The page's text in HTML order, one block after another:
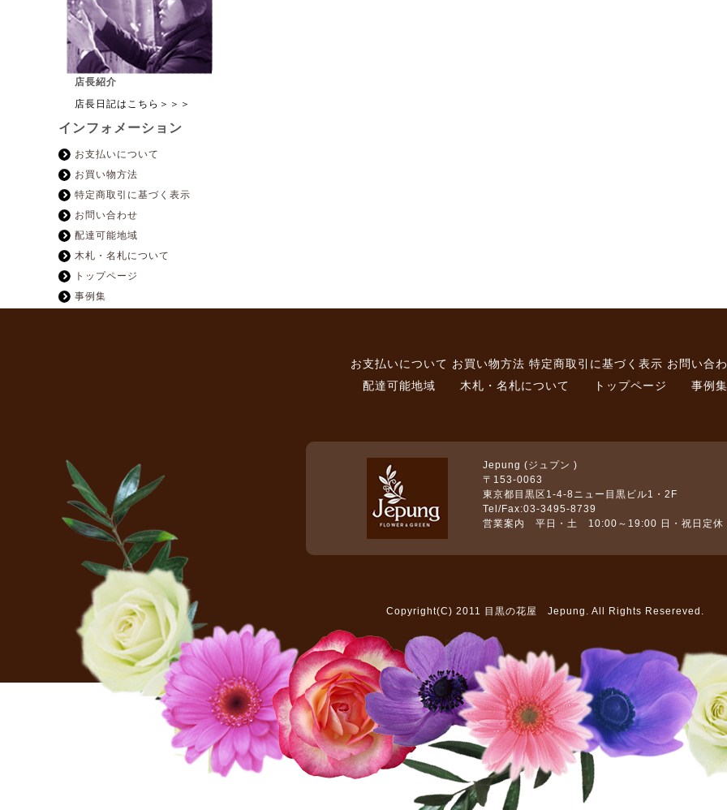
店長紹介
店長日記はこちら＞＞＞
インフォメーション
お支払いについて
お買い物方法
特定商取引に基づく表示
お問い合わせ
配達可能地域
木札・名札について
トップページ
事例集
お支払いについて お買い物方法 特定商取引に基づく表示 お問い合
配達可能地域
木札・名札について トップページ 事例集
Jepung (ジュプン )
〒153-0063
東京都目黒区1-4-8ニュー目黒ビル1・2F
Tel/Fax:03-3495-8739
営業案内 平日・土 10:00～19:00 日・祝日定休
Copyright(C) 2011 目黒の花屋 Jepung. All Rights Resereved.